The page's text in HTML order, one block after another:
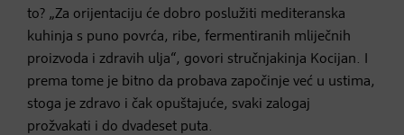
to? „Za orijentaciju će dobro poslužiti mediteranska
kuhinja s puno povrća, ribe, fermentiranih mliječnih
proizvoda i zdravih ulja“, govori stručnjakinja Kocijan. I
prema tome je bitno da probava započinje već u ustima,
stoga je zdravo i čak opuštajuće, svaki zalogaj
prožvakati i do dvadeset puta.